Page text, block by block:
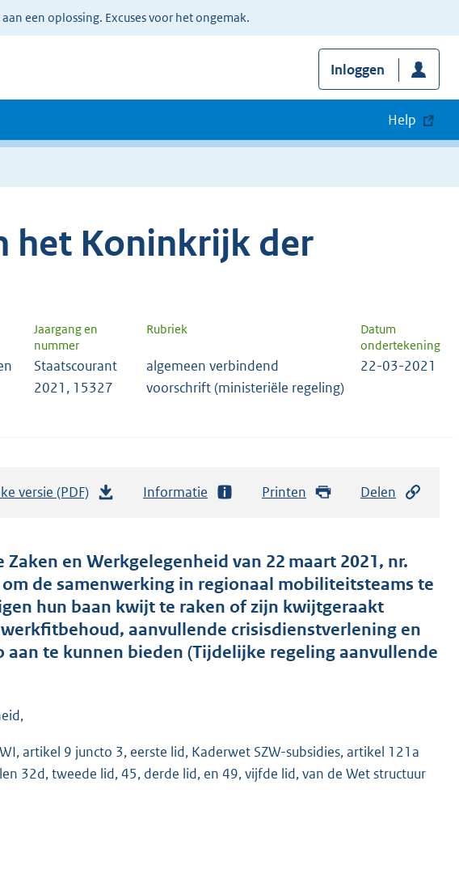
een oplossing. Excuses voor het ongemak.
Inloggen
Help
het Koninkrijk der
Jaargang en
nummer
Rubriek
Datum
ondertekening
Staatscourant
2021, 15327
algemeen verbindend
voorschrift (ministeriële regeling)
22-03-2021
versie (PDF)
t
a
n
d
s
t
t
Informatie Printen Delen
en Werkgelegenheid van 22 maart 2021, nr.
de samenwerking in regionaal mobiliteitsteams te
hun baan kwijt te raken of zijn kwijtgeraakt
aanvullende crisisdienstverlening en
te kunnen bieden (Tijdelijke regeling aanvullende
artikel 9 juncto 3, eerste lid, Kaderwet SZW-subsidies, artikel 121a
32d, tweede lid, 45, derde lid, en 49, vijfde lid, van de Wet structuur